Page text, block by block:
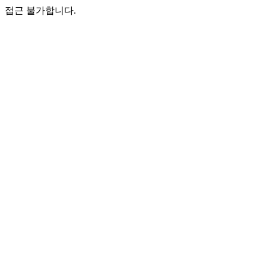
접근 불가합니다.